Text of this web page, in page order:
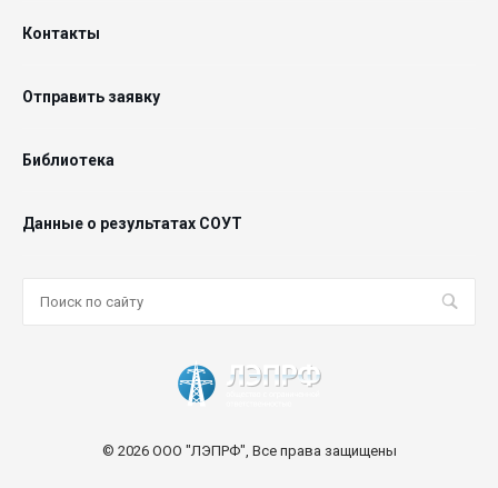
Контакты
Отправить заявку
Библиотека
Данные о результатах СОУТ
© 2026 ООО "ЛЭПРФ", Все права защищены